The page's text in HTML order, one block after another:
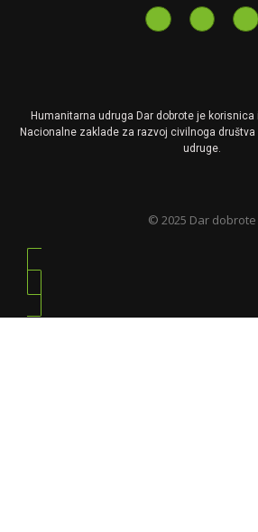
Humanitarna udruga Dar dobrote je
Nacionalne zaklade za razvoj civilnoga
udruge.
© 2025 Dar dobrote